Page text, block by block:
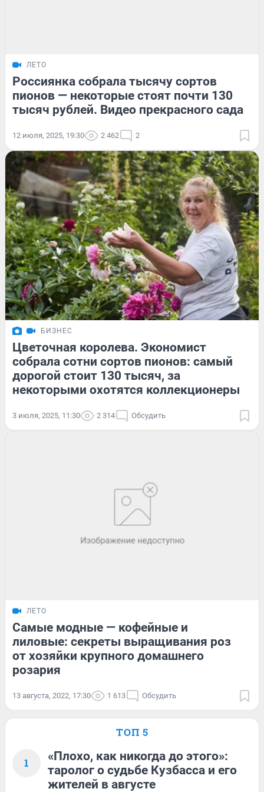
ЛЕТО
Россиянка собрала тысячу сортов
пионов — некоторые стоят почти 130
тысяч рублей. Видео прекрасного сада
12 июля, 2025, 19:30 2 462 2
БИЗНЕС
Цветочная королева. Экономист
собрала сотни сортов пионов: самый
дорогой стоит 130 тысяч, за
некоторыми охотятся коллекционеры
3 июля, 2025, 11:30 2 314 Обсудить
ЛЕТО
Самые модные — кофейные и
лиловые: секреты выращивания роз
от хозяйки крупного домашнего
розария
13 августа, 2022, 17:30 1 613 Обсудить
ТОП 5
1
«Плохо, как никогда до этого»:
таролог о судьбе Кузбасса и его
жителей в августе